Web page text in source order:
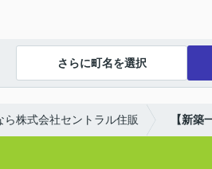
さらに町名を選択
株式会社セントラル住販 【新築